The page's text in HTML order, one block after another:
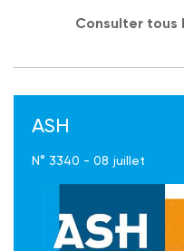
Consulter tous
ASH
N° 3340 - 08 juillet